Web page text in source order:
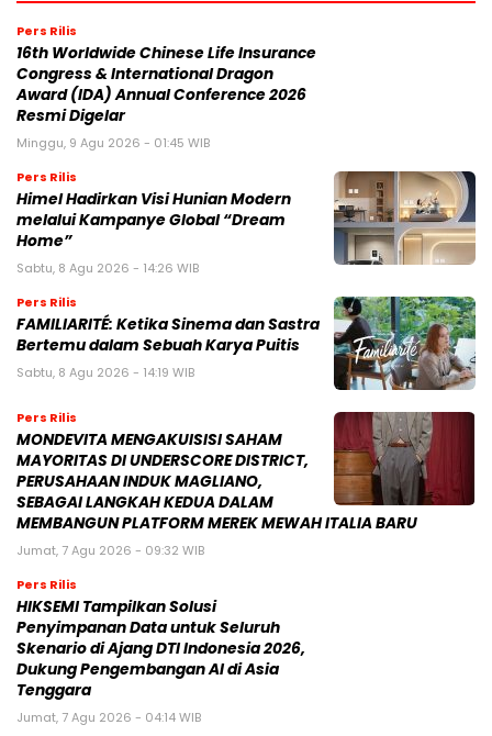
Pers Rilis
16th Worldwide Chinese Life Insurance
Congress & International Dragon
Award (IDA) Annual Conference 2026
Resmi Digelar
Minggu, 9 Agu 2026 - 01:45 WIB
Pers Rilis
Himel Hadirkan Visi Hunian Modern
melalui Kampanye Global “Dream
Home”
Sabtu, 8 Agu 2026 - 14:26 WIB
Pers Rilis
FAMILIARITÉ: Ketika Sinema dan Sastra
Bertemu dalam Sebuah Karya Puitis
Sabtu, 8 Agu 2026 - 14:19 WIB
Pers Rilis
MONDEVITA MENGAKUISISI SAHAM
MAYORITAS DI UNDERSCORE DISTRICT,
PERUSAHAAN INDUK MAGLIANO,
SEBAGAI LANGKAH KEDUA DALAM
MEMBANGUN PLATFORM MEREK MEWAH ITALIA BARU
Jumat, 7 Agu 2026 - 09:32 WIB
Pers Rilis
HIKSEMI Tampilkan Solusi
Penyimpanan Data untuk Seluruh
Skenario di Ajang DTI Indonesia 2026,
Dukung Pengembangan AI di Asia
Tenggara
Jumat, 7 Agu 2026 - 04:14 WIB